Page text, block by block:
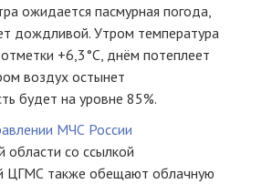
ожидается пасмурная погода,
дождливой. Утром температура
+6,3°С, днём потеплеет
воздух остынет
будет на уровне 85%.
МЧС России
области со ссылкой
ЦГМС также обещают облачную